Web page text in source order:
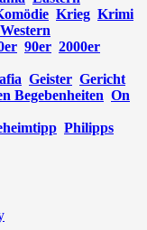
Krieg Krimi
Western
90er 2000er
Geister Gericht
Begebenheiten On
Philipps